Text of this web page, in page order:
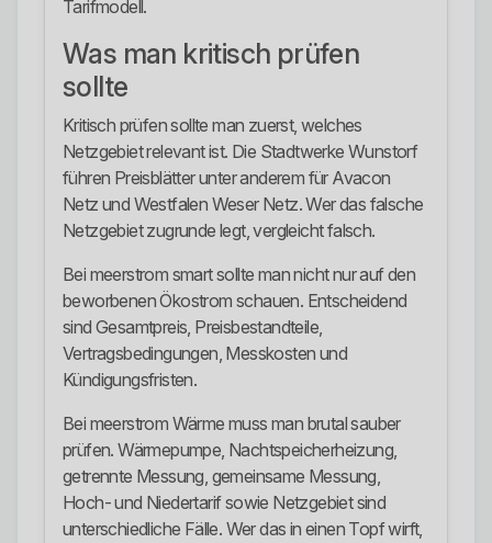
Tarifmodell.
Was man kritisch prüfen
sollte
Kritisch prüfen sollte man zuerst, welches
Netzgebiet relevant ist. Die Stadtwerke Wunstorf
führen Preisblätter unter anderem für Avacon
Netz und Westfalen Weser Netz. Wer das falsche
Netzgebiet zugrunde legt, vergleicht falsch.
Bei meerstrom smart sollte man nicht nur auf den
beworbenen Ökostrom schauen. Entscheidend
sind Gesamtpreis, Preisbestandteile,
Vertragsbedingungen, Messkosten und
Kündigungsfristen.
Bei meerstrom Wärme muss man brutal sauber
prüfen. Wärmepumpe, Nachtspeicherheizung,
getrennte Messung, gemeinsame Messung,
Hoch- und Niedertarif sowie Netzgebiet sind
unterschiedliche Fälle. Wer das in einen Topf wirft,